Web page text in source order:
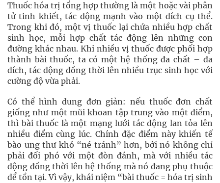
Thuốc hóa trị tổng hợp thường là một hoặc vài phân
tử tinh khiết, tác động mạnh vào một đích cụ thể.
Trong khi đó, một vị thuốc lại chứa nhiều hợp chất
sinh học, mỗi hợp chất tác động lên những con
đường khác nhau. Khi nhiều vị thuốc được phối hợp
thành bài thuốc, ta có một hệ thống đa chất – đa
đích, tác động đồng thời lên nhiều trục sinh học với
cường độ vừa phải.
Có thể hình dung đơn giản: nếu thuốc đơn chất
giống như một mũi khoan tập trung vào một điểm,
thì bài thuốc là một mạng lưới tác động lan tỏa lên
nhiều điểm cùng lúc. Chính đặc điểm này khiến tế
bào ung thư khó “né tránh” hơn, bởi nó không chỉ
phải đối phó với một đòn đánh, mà với nhiều tác
động đồng thời lên hệ thống mà nó đang phụ thuộc
để tồn tại. Vì vậy, khái niệm “bài thuốc = hóa trị sinh